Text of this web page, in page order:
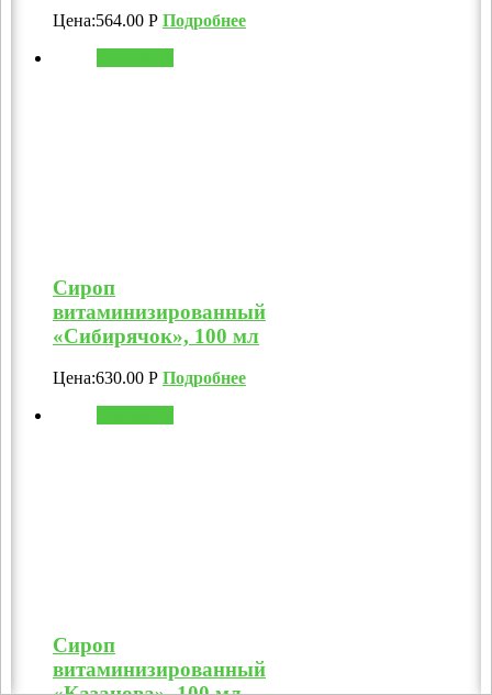
Цена:564.00 Р Подробнее
Сироп
витаминизированный
«Сибирячок», 100 мл
Цена:630.00 Р Подробнее
Сироп
витаминизированный